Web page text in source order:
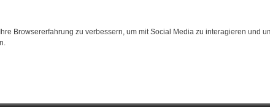
Browsererfahrung zu verbessern, um mit Social Media zu interagieren und